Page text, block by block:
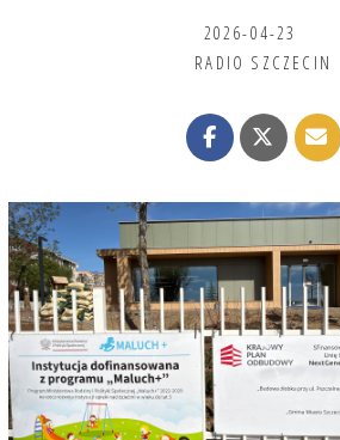
2026-04-23
RADIO SZCZECIN